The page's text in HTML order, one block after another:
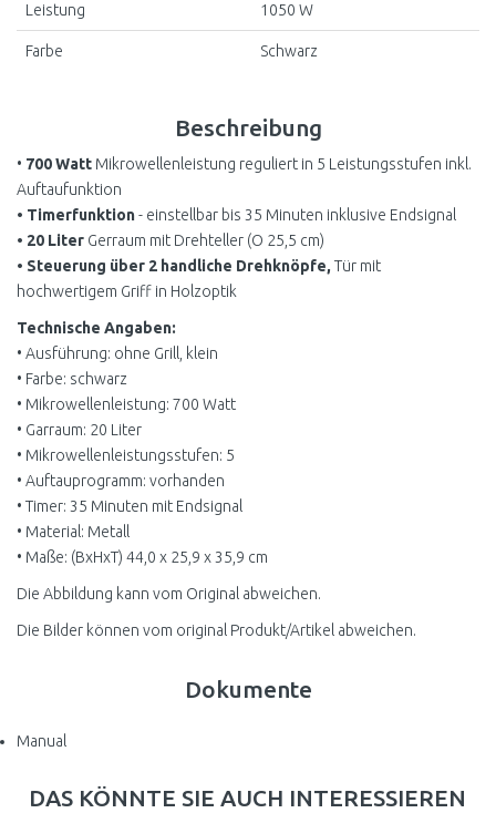
Beschreibung
• 700 Watt Mikrowellenleistung reguliert in 5 Leistungsstufen inkl.
Auftaufunktion
• Timerfunktion- einstellbar bis 35 Minuten inklusive Endsignal
• 20 Liter Gerraum mit Drehteller (O 25,5 cm)
• Steuerung über 2 handliche Drehknöpfe, Tür mit
hochwertigem Griff in Holzoptik
Technische Angaben:
• Ausführung: ohne Grill, klein
• Farbe: schwarz
• Mikrowellenleistung: 700 Watt
• Garraum: 20 Liter
• Mikrowellenleistungsstufen: 5
• Auftauprogramm: vorhanden
• Timer: 35 Minuten mit Endsignal
• Material: Metall
• Maße: (BxHxT) 44,0 x 25,9 x 35,9 cm
Die Abbildung kann vom Original abweichen.
Die Bilder können vom original Produkt/Artikel abweichen.
Leistung 1050 W
Farbe Schwarz
Dokumente
Manual
DAS KÖNNTE SIE AUCH INTERESSIEREN